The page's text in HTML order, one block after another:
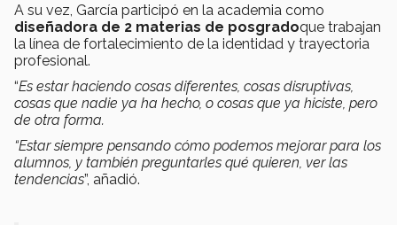
A su vez, García participó en la academia como
diseñadora de 2 materias de posgradoque trabajan
la línea de fortalecimiento de la identidad y trayectoria
profesional.
“Es estar haciendo cosas diferentes, cosas disruptivas,
cosas que nadie ya ha hecho, o cosas que ya hiciste, pero
de otra forma.
“Estar siempre pensando cómo podemos mejorar para los
alumnos, y también preguntarles qué quieren, ver las
tendencias”, añadió.